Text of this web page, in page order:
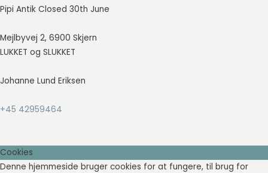
Pipi Antik Closed 30th June
Mejlbyvej 2, 6900 Skjern
LUKKET og SLUKKET
Johanne Lund Eriksen
+45 42959464
Cookies
Denne hjemmeside bruger cookies for at fungere, til brug for